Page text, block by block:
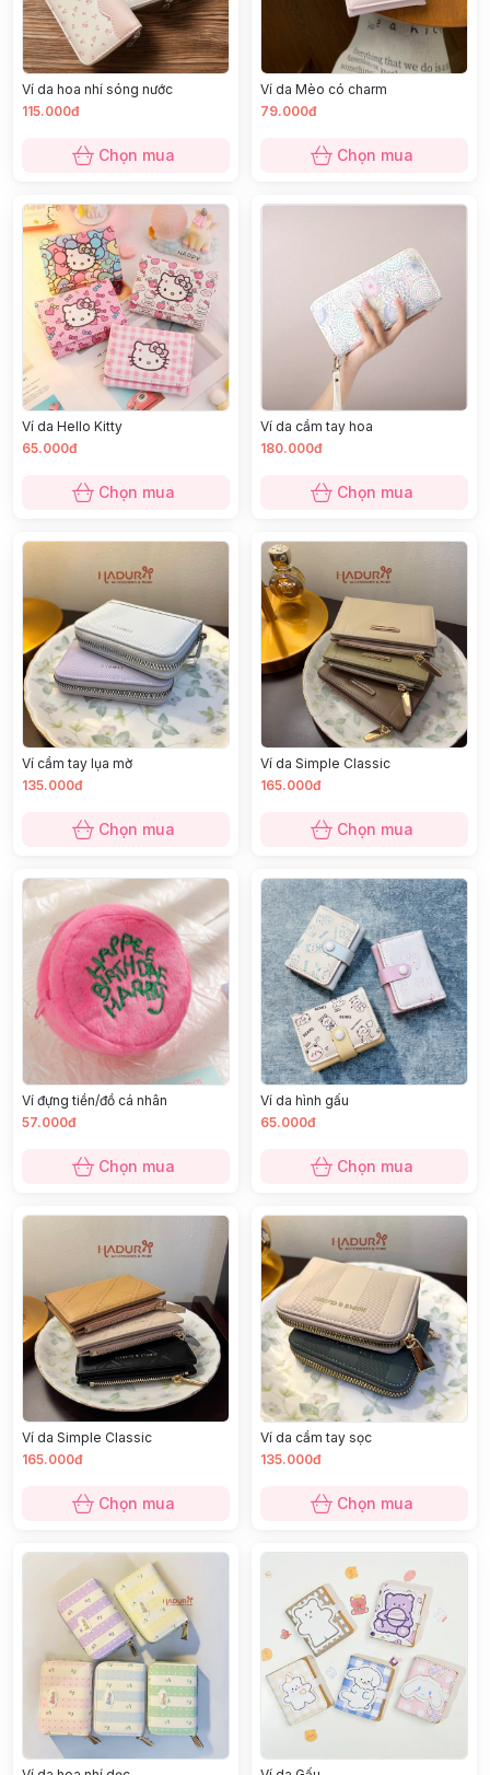
Ví da hoa nhí sóng nước
115.000đ
Chọn mua
Ví da Mèo có charm
79.000đ
Chọn mua
Ví da Hello Kitty
65.000đ
Chọn mua
Ví da cầm tay hoa
180.000đ
Chọn mua
Ví cầm tay lụa mờ
135.000đ
Chọn mua
Ví da Simple Classic
165.000đ
Chọn mua
Ví đựng tiền/đồ cá nhân
57.000đ
Chọn mua
Ví da hình gấu
65.000đ
Chọn mua
Ví da Simple Classic
165.000đ
Chọn mua
Ví da cầm tay sọc
135.000đ
Chọn mua